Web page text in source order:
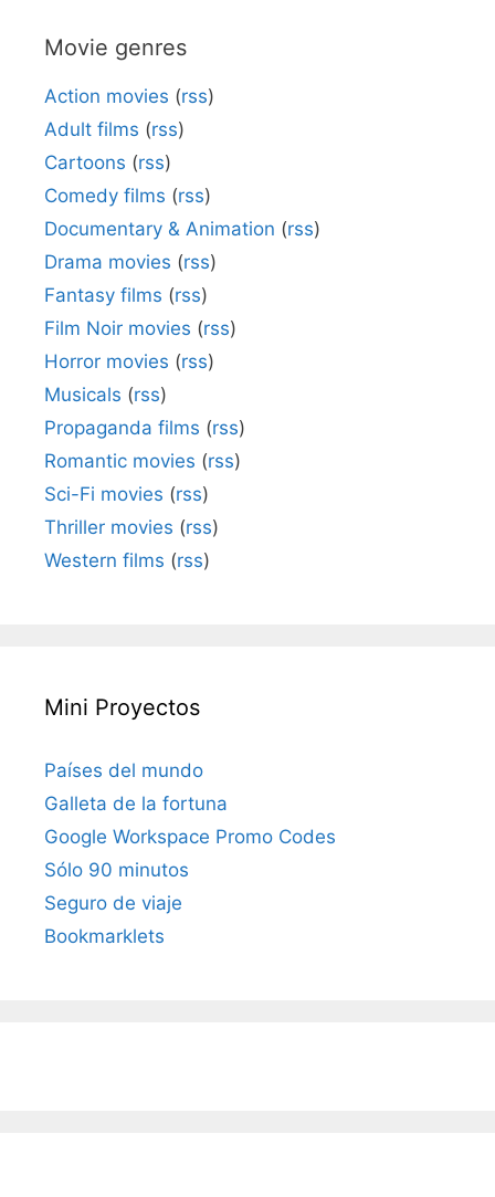
Movie genres
Action movies (rss)
Adult films (rss)
Cartoons (rss)
Comedy films (rss)
Documentary & Animation (rss)
Drama movies (rss)
Fantasy films (rss)
Film Noir movies (rss)
Horror movies (rss)
Musicals (rss)
Propaganda films (rss)
Romantic movies (rss)
Sci-Fi movies (rss)
Thriller movies (rss)
Western films (rss)
Mini Proyectos
Países del mundo
Galleta de la fortuna
Google Workspace Promo Codes
Sólo 90 minutos
Seguro de viaje
Bookmarklets